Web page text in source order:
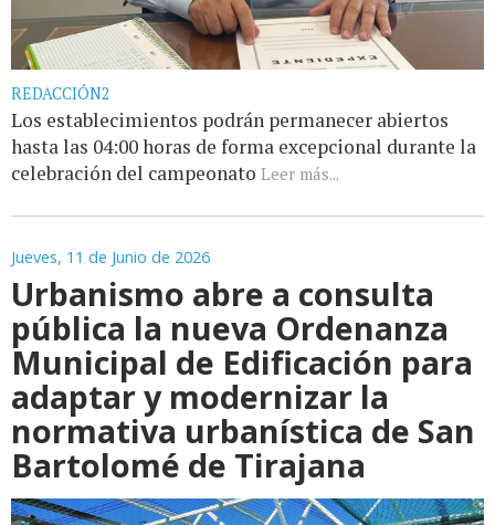
REDACCIÓN2
Los establecimientos podrán permanecer abiertos
hasta las 04:00 horas de forma excepcional durante la
celebración del campeonato Leer más...
Jueves, 11 de Junio de 2026
Urbanismo abre a consulta
pública la nueva Ordenanza
Municipal de Edificación para
adaptar y modernizar la
normativa urbanística de San
Bartolomé de Tirajana